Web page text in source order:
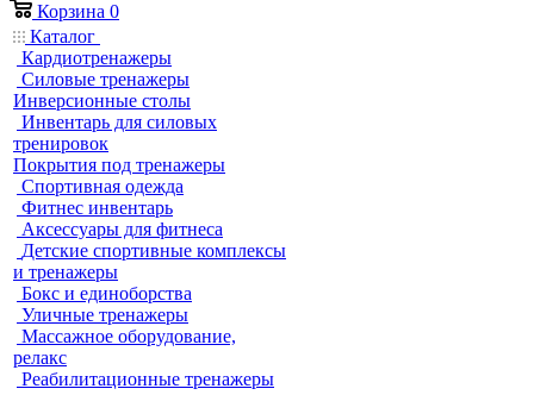
Корзина 0
Каталог
Кардиотренажеры
Силовые тренажеры
Инверсионные столы
Инвентарь для силовых
тренировок
Покрытия под тренажеры
Спортивная одежда
Фитнес инвентарь
Аксессуары для фитнеса
Детские спортивные комплексы
и тренажеры
Бокс и единоборства
Уличные тренажеры
Массажное оборудование,
релакс
Реабилитационные тренажеры